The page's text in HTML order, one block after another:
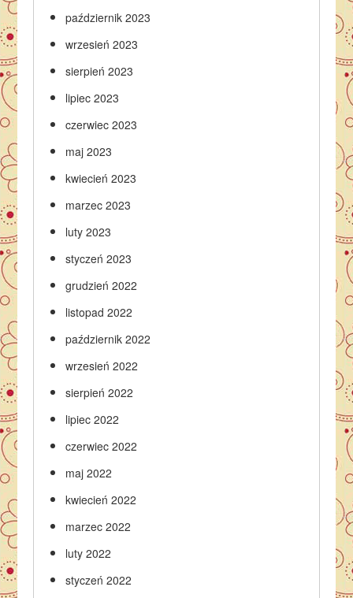
październik 2023
wrzesień 2023
sierpień 2023
lipiec 2023
czerwiec 2023
maj 2023
kwiecień 2023
marzec 2023
luty 2023
styczeń 2023
grudzień 2022
listopad 2022
październik 2022
wrzesień 2022
sierpień 2022
lipiec 2022
czerwiec 2022
maj 2022
kwiecień 2022
marzec 2022
luty 2022
styczeń 2022